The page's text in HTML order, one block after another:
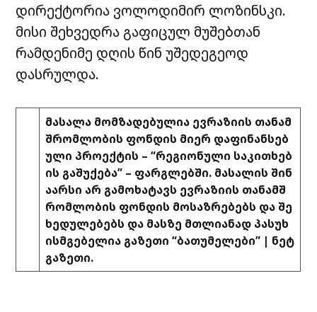
დირექტორია ვოლოდიმირ ლოზინსკი.
მისი შეხვედრა გაფიცულ მუშებთან
რამდენიმე დღის წინ უშედეგეოდ
დასრულდა.
მასალა მომზადებულია ევრაზიის თანამ
შრომლობის ფონდის მიერ დაფინანსებ
ული პროექტის – “რეგიონული საკითხებ
ის გაშუქება” – ფარგლებში. მასალის შინ
აარსი არ გამოხატავს ევრაზიის თანამშ
რომლობის ფონდის მოსაზრებებს და შე
ხედულებებს და მასზე მთლიანად პასუხ
ისმგებელია გაზეთი “ბათუმელები” | ნეტ
გაზეთი.